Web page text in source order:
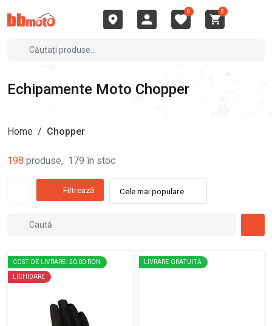
0 0
Echipamente Moto Chopper
Home / Chopper
198 produse, 179 în stoc
Filtrează Cele mai populare
COST DE LIVRARE: 20.00 RON
LICHIDARE
LIVRARE GRATUITĂ